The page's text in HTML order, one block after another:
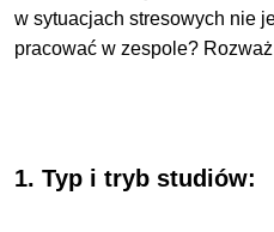
w sytuacjach stresowych nie
pracować w zespole?
1. Typ i tryb studiów: